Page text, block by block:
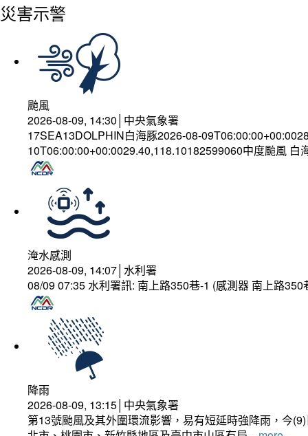
災害示警
颱風
2026-08-09, 14:30│中央氣象署
17SEA13DOLPHIN白海豚2026-08-
10T06:00:00+00:0029.40,118.10182599060中度颱風 白
淹水感測
2026-08-09, 14:07│水利署
08/09 07:35 水利署訊: 南上路350巷-1 (感測器 南上路
降雨
2026-08-09, 13:15│中央氣象署
第13號颱風及其外圍環流影響，易有短延時強降雨，今